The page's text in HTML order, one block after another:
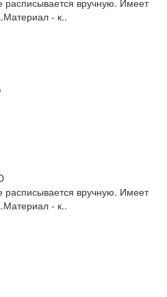
- к..
расписывается вручную. Имеет
- к..